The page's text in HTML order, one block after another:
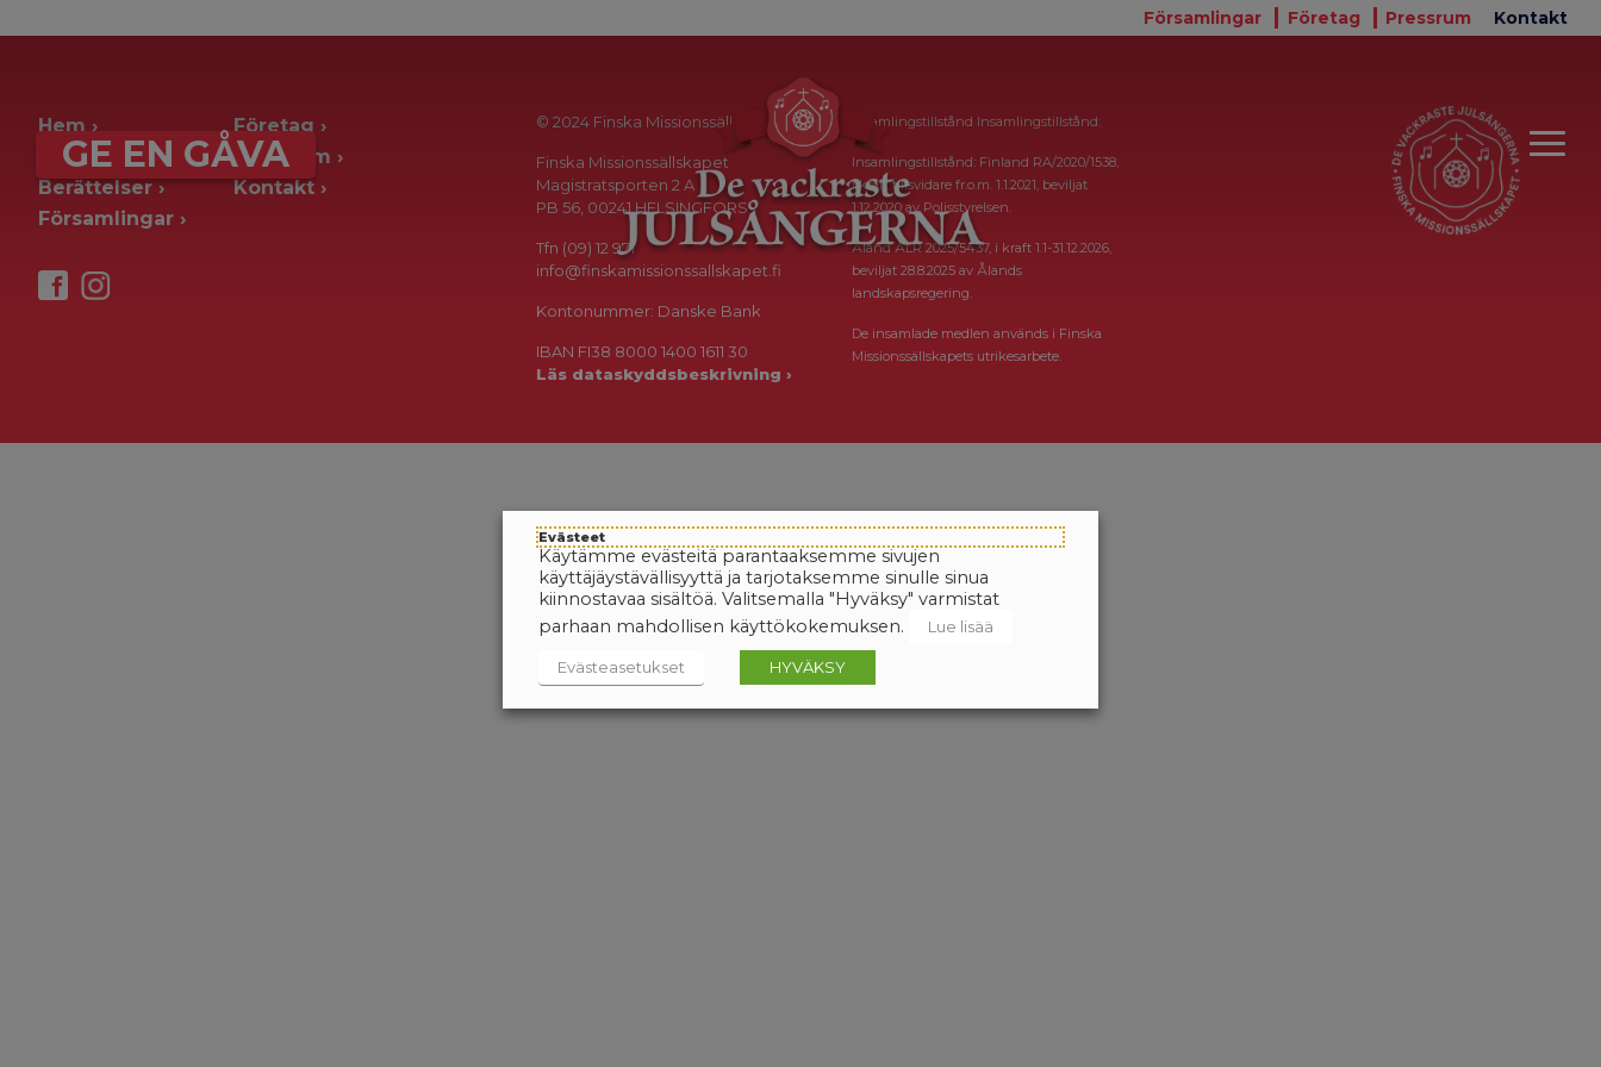
Församlingar Företag Pressrum Kontakt
GE EN GÅVA
Hem
Ge en gåva
Berättelser
Församlingar
Företag
Pressrum
Kontakt
© 2024 Finska Missionssällskapet
Finska Missionssällskapet
Magistratsporten 2 A
PB 56, 00241 HELSINGFORS
Tfn (09) 12 971
info@finskamissionssallskapet.fi
Kontonummer: Danske Bank
IBAN FI38 8000 1400 1611 30
Läs dataskyddsbeskrivning ›
Insamlingstillstånd Insamlingstillstånd:
Insamlingstillstånd: Finland RA/2020/1538,
i kraft tillsvidare fr.o.m. 1.1.2021, beviljat
1.12.2020 av Polisstyrelsen.
Åland ÅLR 2025/5437, i kraft 1.1-31.12.2026,
beviljat 28.8.2025 av Ålands
landskapsregering.
De insamlade medlen används i Finska
Missionssällskapets utrikesarbete.
Evästeet
Käytämme evästeitä parantaaksemme sivujen
käyttäjäystävällisyyttä ja tarjotaksemme sinulle sinua
kiinnostavaa sisältöä. Valitsemalla "Hyväksy" varmistat
parhaan mahdollisen käyttökokemuksen.
Lue lisää
Evästeasetukset HYVÄKSY